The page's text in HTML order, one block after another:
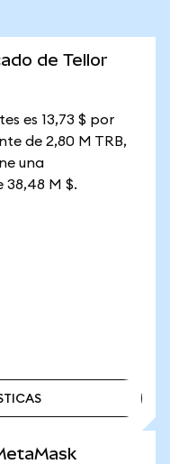
de Tellor
es 13,73 $ por
de 2,80 M TRB,
una
M $.